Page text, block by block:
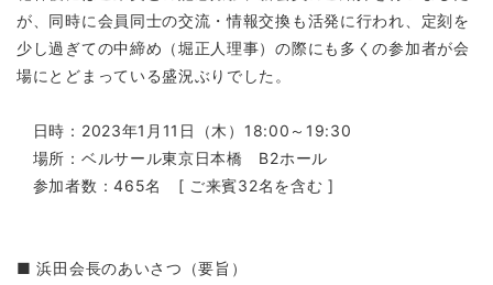
が、同時に会員同士の交流・情報交換も活発に行われ、定刻を
少し過ぎての中締め（堀正人理事）の際にも多くの参加者が会
場にとどまっている盛況ぶりでした。
日時：2023年1月11日（木）18:00～19:30
場所：ベルサール東京日本橋 B2ホール
参加者数：465名 [ ご来賓32名を含む ]
■ 浜田会長のあいさつ（要旨）